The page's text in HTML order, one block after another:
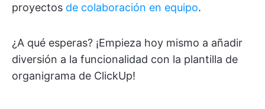
proyectos de colaboración en equipo.
¿A qué esperas? ¡Empieza hoy mismo a añadir
diversión a la funcionalidad con la plantilla de
organigrama de ClickUp!